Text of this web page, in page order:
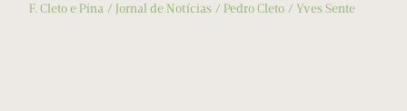
F. Cleto e Pina
Jornal de Notícias Pedro Cleto Yves Sente